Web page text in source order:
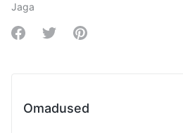
Jaga
Share on Facebook
Share on Twitter
Share on Pinterest
Omadused